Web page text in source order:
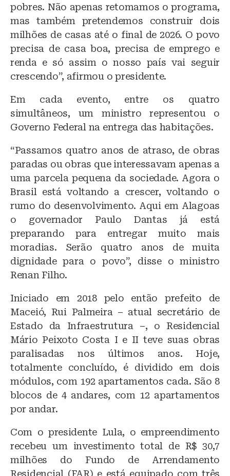
pobres. Não apenas retomamos o programa,
mas também pretendemos construir dois
milhões de casas até o final de 2026. O povo
precisa de casa boa, precisa de emprego e
renda e só assim o nosso país vai seguir
crescendo”, afirmou o presidente.
Em cada evento, entre os quatro
simultâneos, um ministro representou o
Governo Federal na entrega das habitações.
“Passamos quatro anos de atraso, de obras
paradas ou obras que interessavam apenas a
uma parcela pequena da sociedade. Agora o
Brasil está voltando a crescer, voltando o
rumo do desenvolvimento. Aqui em Alagoas
o governador Paulo Dantas já está
preparando para entregar muito mais
moradias. Serão quatro anos de muita
dignidade para o povo”, disse o ministro
Renan Filho.
Iniciado em 2018 pelo então prefeito de
Maceió, Rui Palmeira – atual secretário de
Estado da Infraestrutura –, o Residencial
Mário Peixoto Costa I e II teve suas obras
paralisadas nos últimos anos. Hoje,
totalmente concluído, é dividido em dois
módulos, com 192 apartamentos cada. São 8
blocos de 4 andares, com 12 apartamentos
por andar.
Com o presidente Lula, o empreendimento
recebeu um investimento total de R$ 30,7
milhões do Fundo de Arrendamento
Residencial (FAR) e está equipado com três